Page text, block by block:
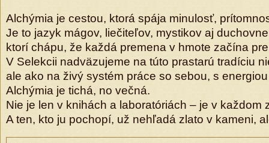
Alchýmia je cestou, ktorá spája minulosť,
Je to jazyk mágov, liečiteľov, mystikov aj
ktorí chápu, že každá premena v hmote začína
V Selekcii nadväzujeme na túto prastarú tradíciu
ale ako na živý systém práce so sebou, s
Alchýmia je tichá, no večná.
Nie je len v knihách a laboratóriách – je v každom
A ten, kto ju pochopí, už nehľadá zlato v kameni,